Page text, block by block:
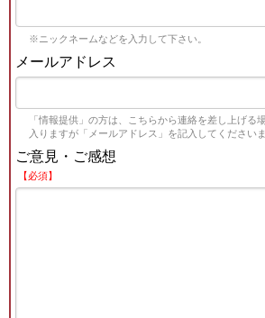
※ニックネームなどを入力して下さい。
メールアドレス
「情報提供」の方は、こちらから連絡を差し上げる
入りますが「メールアドレス」を記入してください
ご意見・ご感想
【必須】